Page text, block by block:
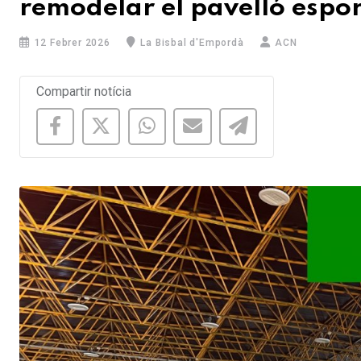
remodelar el pavelló
12 Febrer 2026 La Bisbal d'Empordà ACN
Compartir notícia